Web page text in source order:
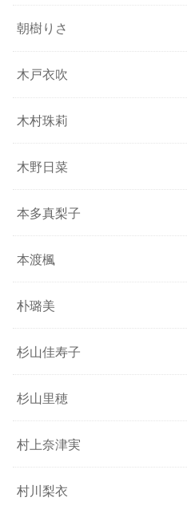
朝樹りさ
木戸衣吹
木村珠莉
木野日菜
本多真梨子
本渡楓
朴璐美
杉山佳寿子
杉山里穂
村上奈津実
村川梨衣